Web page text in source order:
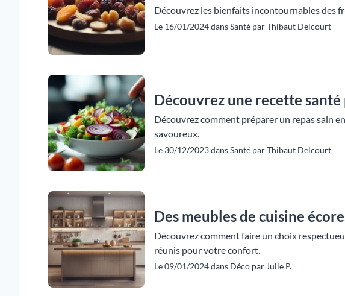
Découvrez les bienfaits incontournables des
Le 16/01/2024 dans Santé par Thibaut Delcourt
Découvrez une recette
Découvrez comment préparer un repas sain
savoureux.
Le 30/12/2023 dans Santé par Thibaut Delcourt
Des meubles de cuisine
Découvrez comment faire un choix
réunis pour votre confort.
Le 09/01/2024 dans Déco par Julie P.